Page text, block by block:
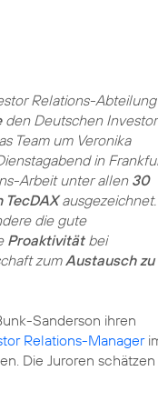
Relations-Abteilung
den Deutschen Investor
Team um Veronika
in
Arbeit unter allen 30
ausgezeichnet.
die gute
Proaktivitätbei
zumAustausch zu
Sanderson ihren
Relations-Manager
Die Juroren